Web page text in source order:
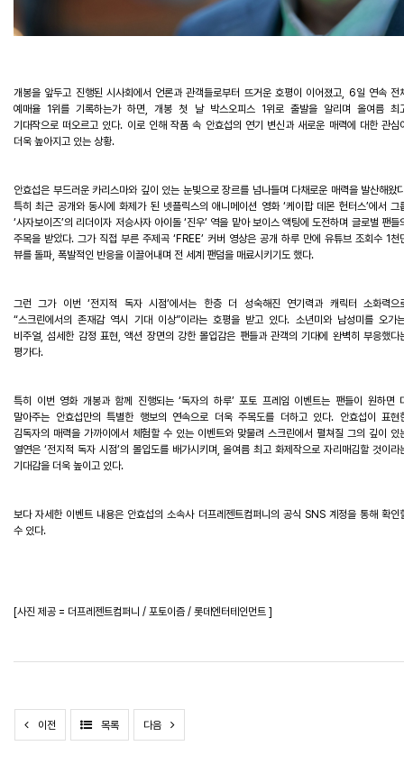
개봉을 앞두고 진행된 시사회에서 언론과 관객들로부터 뜨거운 호평이 이어졌고 , 6일 연속 전
예매율 1위를 기록하는가 하면 ,개봉 첫 날 박스오피스 1위로 출발을 알리며 올여름 최
기대작으로 떠오르고 있다. 이로 인해 작품 속 안효섭의 연기 변신과 새로운 매력에 대한 관심
더욱 높아지고 있는 상황.
안효섭은 부드러운 카리스마와 깊이 있는 눈빛으로 장르를 넘나들며 다채로운 매력을 발산해왔
특히 최근 공개와 동시에 화제가 된 넷플릭스의 애니메이션 영화‘케이팝 데몬 헌터스’에서 그
‘사자보이즈’의 리더이자 저승사자 아이돌‘진우’ 역을 맡아 보이스 액팅에 도전하며 글로벌 팬들
주목을 받았다. 그가 직접 부른 주제곡 ‘FREE’ 커버 영상은 공개 하루 만에 유튜브 조회수 1 천
뷰를 돌파 폭발적인 반응을 이끌어내며 전 세계 팬덤을 매료시키기도 했다.
그런 그가 이번 ‘전지적 독자 시점’에서는 한층 더 성숙해진 연기력과 캐릭터
소화력으
“스크린에서의 존재감 역시 기대 이상”이라는 호평을 받고 있다. 소년미와 남성미를 오가
비주얼 ,섬세한 감정 표현 ,액션 장면의 강한 몰입감은 팬들과 관객의 기대에 완벽히 부응했다
평가다.
특히 이번 영화 개봉과 함께 진행되는‘독자의 하루’포토 프레임 이벤트는 팬들이 원하면
말아주는 안효섭만의 특별한 행보의 연속으로 더욱 주목도를 더하고 있다. 안효섭이
표현
김독자의 매력을 가까이에서 체험할 수 있는 이벤트와 맞물려 스크린에서 펼쳐질 그의 깊이
있
열연은 ‘전지적 독자 시점’의 몰입도를 배가시키며 ,올여름 최고 화제작으로 자리매김할 것이라
기대감을 더욱 높이고 있다.
보다 자세한 이벤트 내용은 안효섭의 소속사 더프레젠트컴퍼니 의 공식 SNS 계정을 통해 확인
수 있다.
[사진 제공 = 더프레젠트컴퍼니 / 포토이즘 / 롯데엔터테인먼트 ]
이전 목록 다음